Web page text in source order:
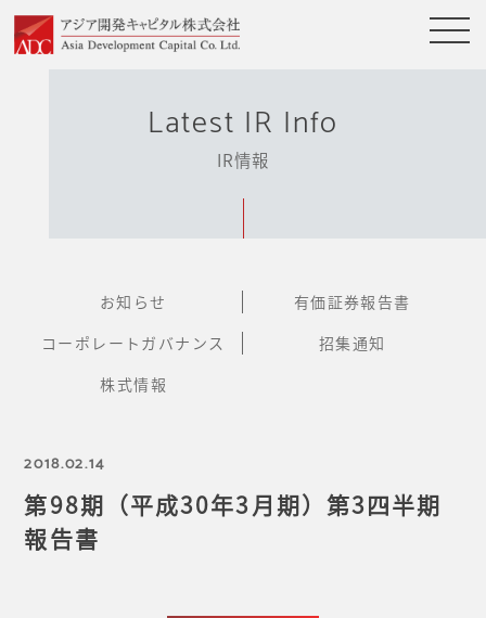
Latest IR Info
IR情報
お知らせ
有価証券報告書
コーポレートガバナンス
招集通知
株式情報
2018.02.14
第98期（平成30年3月期）第3四半期
報告書